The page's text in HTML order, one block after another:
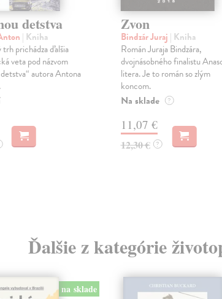
detstva
| Kniha
prichádza ďalšia
veta pod názvom
autora Antona
Zvon
Bindzár Juraj | Kniha
Román Juraja Bindzára,
dvojnásobného finalistu
litera. Je to román so zlým
koncom.
Na sklade ?
11,07 €
12,30 € ?
Ďalšie z kategórie
na sklade